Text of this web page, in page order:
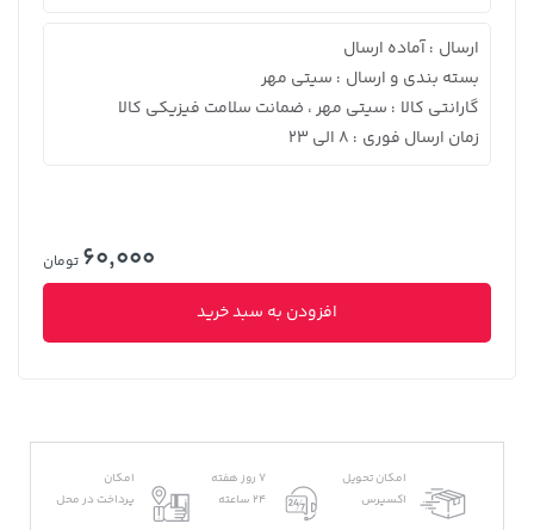
ارسال : آماده ارسال
بسته بندی و ارسال : سیتی مهر
گارانتی کالا : سیتی مهر ، ضمانت سلامت فیزیکی کالا
زمان ارسال فوری : 8 الی 23
60,000 تومان
افزودن به سبد خرید
امکان تحویل
اکسپرس
7 روز هفته
24 ساعته
امکان
پرداخت در محل